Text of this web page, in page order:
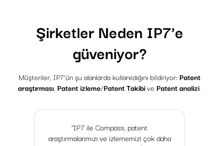
Şirketler Neden IP7'e
güveniyor?
Müşteriler, IP7'ün şu alanlarda kullanıldığını bildiriyor: Patent
araştırması, Patent izleme/Patent Takibive Patent analizi.
"IP7 ile Compass, patent
araştırmalarımızı ve izlememizi çok daha